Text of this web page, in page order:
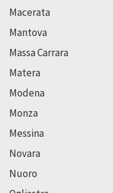
Macerata
Mantova
Massa Carrara
Matera
Modena
Monza
Messina
Novara
Nuoro